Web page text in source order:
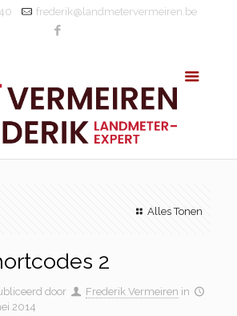
frederik@landmetervermeiren.be
Alles Tonen
2
door Frederik Vermeiren in
2014